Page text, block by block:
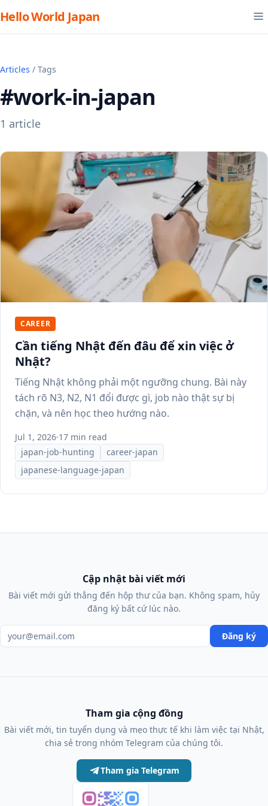
Hello World Japan
Articles / Tags
#work-in-japan
1 article
CAREER
Cần tiếng Nhật đến đâu để xin việc ở
Nhật?
Tiếng Nhật không phải một ngưỡng chung. Bài này
tách rõ N3, N2, N1 đổi được gì, job nào thật sự bị
chặn, và nên học theo hướng nào.
Jul 1, 2026·17 min read
japan-job-hunting
career-japan
japanese-language-japan
Cập nhật bài viết mới
Bài viết mới gửi thẳng đến hộp thư của bạn. Không spam, hủy
đăng ký bất cứ lúc nào.
Địa chỉ email Đăng ký
Tham gia cộng đồng
Bài viết mới, tin tuyển dụng và mẹo thực tế khi làm việc tại Nhật,
chia sẻ trong nhóm Telegram của chúng tôi.
Tham gia Telegram